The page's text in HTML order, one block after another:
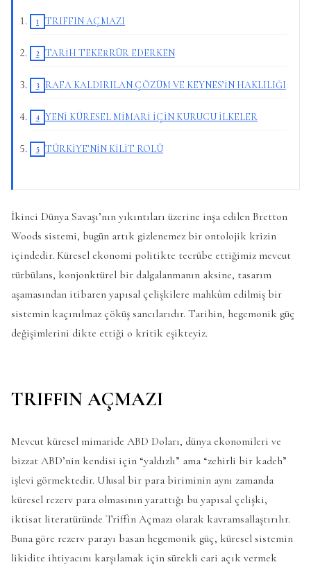
TRIFFIN AÇMAZI
TARİH TEKERRÜR EDERKEN
RAFA KALDIRILAN ÇÖZÜM VE KEYNES’İN HAKLILIĞI
YENİ KÜRESEL MİMARİ İÇİN KURUCU İLKELER
TÜRKİYE’NİN KİLİT ROLÜ
İkinci Dünya Savaşı’nın yıkıntıları üzerine inşa edilen Bretton
Woods sistemi, bugün artık gizlenemez bir ontolojik krizin
içindedir. Küresel ekonomi politikte tecrübe ettiğimiz mevcut
türbülans, konjonktürel bir dalgalanmanın aksine, tasarım
aşamasından itibaren yapısal çelişkilere mahkûm edilmiş bir
sistemin kaçınılmaz çöküş sancılarıdır. Tarihin, hegemonik güç
değişimlerini dikte ettiği o kritik eşikteyiz.
TRIFFIN AÇMAZI
Mevcut küresel mimaride ABD Doları, dünya ekonomileri ve
bizzat ABD’nin kendisi için “yaldızlı” ama “zehirli bir kadeh”
işlevi görmektedir. Ulusal bir para biriminin aynı zamanda
küresel rezerv para olmasının yarattığı bu yapısal çelişki,
iktisat literatüründe Triffin Açmazı olarak kavramsallaştırılır.
Buna göre rezerv parayı basan hegemonik güç, küresel sistemin
likidite ihtiyacını karşılamak için sürekli cari açık vermek